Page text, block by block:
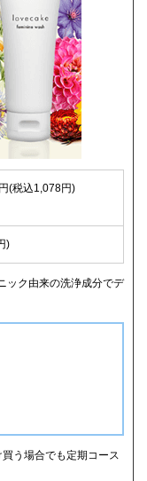
(税込1,078円)
)
ック由来の洗浄成分でデ
う場合でも定期コース